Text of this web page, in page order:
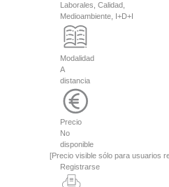
Laborales, Calidad,
Medioambiente, I+D+I
Modalidad
A
distancia
Precio
No
disponible
[Precio visible sólo para usuarios
Registrarse